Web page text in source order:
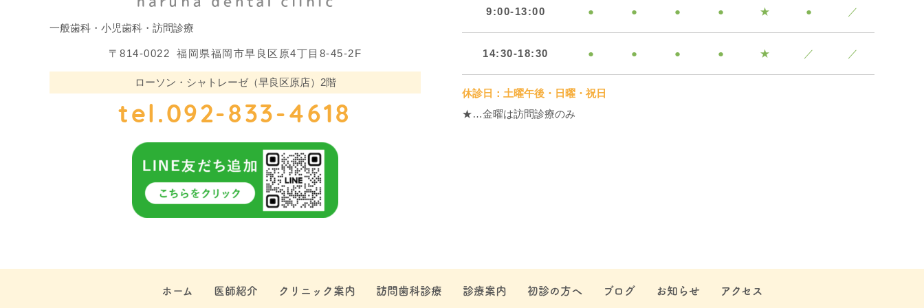
一般歯科・小児歯科・訪問診療
〒814-0022 福岡県福岡市早良区原4丁目8-45-2F
ローソン・シャトレーゼ（早良区原店）2階
tel.092-833-4618
9:00-13:00 ● ● ● ● ★ ● ／
14:30-18:30 ● ● ● ● ★ ／ ／
休診日：土曜午後・日曜・祝日
★…金曜は訪問診療のみ
ホーム 医師紹介 クリニック案内 訪問歯科診療 診療案内 初診の方へ ブログ お知らせ アクセス